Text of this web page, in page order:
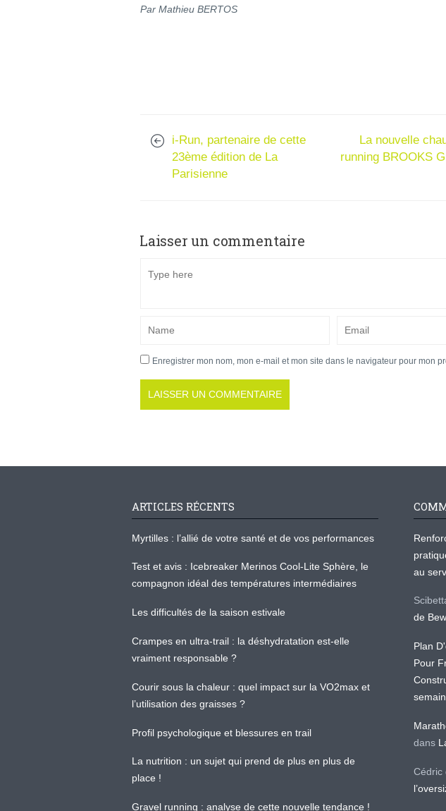
Par Mathieu BERTOS
i-Run, partenaire de cette
23ème édition de La
Parisienne
La nouvelle
running BROOKS
Laisser un commentaire
Enregistrer mon nom, mon e-mail et mon site dans le navigateur pour mon
ARTICLES RÉCENTS
Myrtilles : l’allié de votre santé et de vos performances
Test et avis : Icebreaker Merinos Cool-Lite Sphère, le
compagnon idéal des températures intermédiaires
Les difficultés de la saison estivale
Crampes en ultra-trail : la déshydratation est-elle
vraiment responsable ?
Courir sous la chaleur : quel impact sur la VO2max et
l’utilisation des graisses ?
Profil psychologique et blessures en trail
La nutrition : un sujet qui prend de plus en plus de
place !
Gravel running : analyse de cette nouvelle tendance !
au
de
Plan
Pour
dans
Cédric